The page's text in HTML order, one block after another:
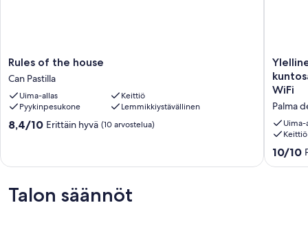
Rules
of
the
house
Can
Pastilla
Rules of the house
Can Pastilla
Uima-allas
Keittiö
Pyykinpesukone
Lemmikkiystävällinen
8.4
(10
arvostelua)
8,4/10 Erittäin hyvä (10 arvostelua)
Ylellinen
huvila
uima-
altaalla,
grilli.
Keinut,
biljardi,
WiFi
Palma
Uima-
Keittiö
10.0
kautta
10/10
Talon säännöt